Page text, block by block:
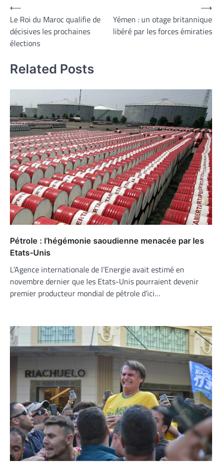
Navigation
de
l’article
⟵
Le Roi du Maroc qualifie de
décisives les prochaines
élections
Yémen : un otage britannique
libéré par les forces émiraties
⟶
Related Posts
Pétrole : l’hégémonie saoudienne menacée par les
Etats-Unis
L’Agence internationale de l’Energie avait estimé en
novembre dernier que les Etats-Unis pourraient devenir
premier producteur mondial de pétrole d’ici…